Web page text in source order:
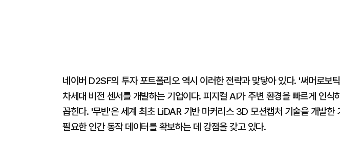
네이버 D2SF의 투자 포트폴리오 역시 이러한 전략과 맞닿아 있다. '써머로보
차세대 비전 센서를 개발하는 기업이다. 피지컬 AI가 주변 환경을 빠르게 인식
꼽힌다. '무빈'은 세계 최초 LiDAR 기반 마커리스 3D 모션캡처 기술을 개발한
필요한 인간 동작 데이터를 확보하는 데 강점을 갖고 있다.